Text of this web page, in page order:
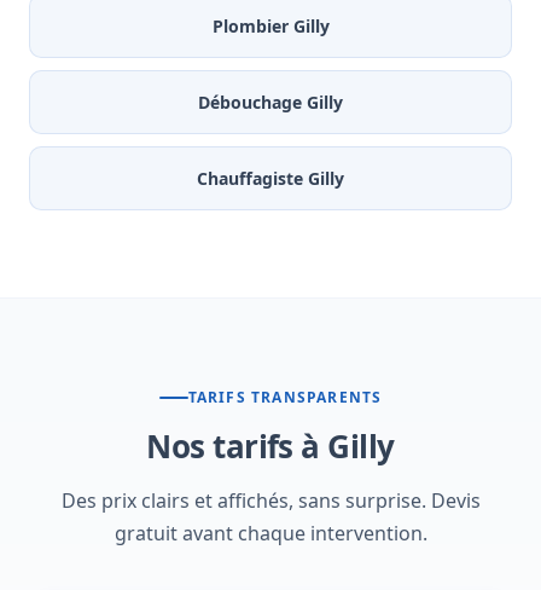
Plombier Gilly
Débouchage Gilly
Chauffagiste Gilly
TARIFS TRANSPARENTS
Nos tarifs à Gilly
Des prix clairs et affichés, sans surprise. Devis
gratuit avant chaque intervention.